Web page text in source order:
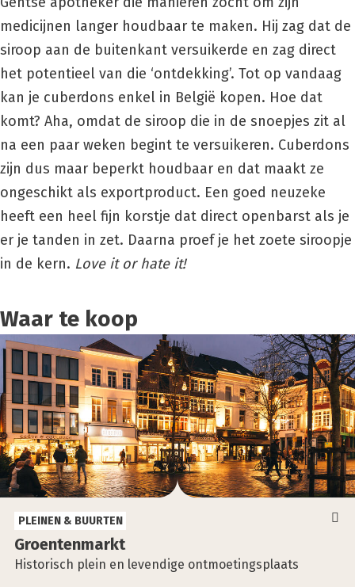
medicijnen langer houdbaar te maken. Hij zag dat de
siroop aan de buitenkant versuikerde en zag direct
het potentieel van die ‘ontdekking’. Tot op vandaag
kan je cuberdons enkel in België kopen. Hoe dat
komt? Aha, omdat de siroop die in de snoepjes zit al
na een paar weken begint te versuikeren. Cuberdons
zijn dus maar beperkt houdbaar en dat maakt ze
ongeschikt als exportproduct. Een goed neuzeke
heeft een heel fijn korstje dat direct openbarst als je
er je tanden in zet. Daarna proef je het zoete siroopje
in de kern. Love it or hate it!
Waar te koop
Groen­ten­markt
Historisch plein en levendige ontmoetingsplaats
PLEINEN & BUURTEN